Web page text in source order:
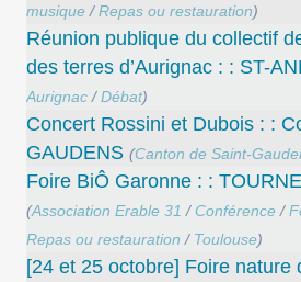
musique /Repas ou restauration)
Réunion publique du collectif
des terres d’Aurignac : : ST-
Aurignac /Débat)
Concert Rossini et Dubois : :
GAUDENS (Canton de Saint-
Foire BiÔ Garonne : :
(Association Erable 31 / Conférence /
Repas ou restauration / Toulouse)
[24 et 25 octobre] Foire nature